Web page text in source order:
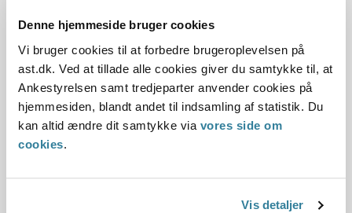
Denne hjemmeside bruger cookies
Vi bruger cookies til at forbedre brugeroplevelsen på
ast.dk. Ved at tillade alle cookies giver du samtykke til, at
Ankestyrelsen samt tredjeparter anvender cookies på
hjemmesiden, blandt andet til indsamling af statistik. Du
kan altid ændre dit samtykke via vores side om
cookies.
Vis detaljer
Afgørelse:
Dato for underskrift